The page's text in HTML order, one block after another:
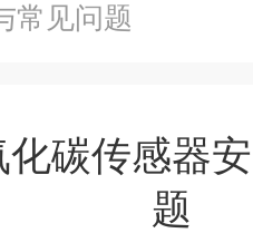
常见问题
碳传感器
题